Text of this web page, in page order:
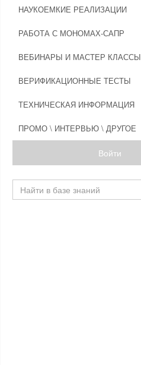
НАУКОЕМКИЕ РЕАЛИЗАЦИИ
РАБОТА С МОНОМАХ-САПР
ВЕБИНАРЫ И МАСТЕР КЛАССЫ
ВЕРИФИКАЦИОННЫЕ ТЕСТЫ
ТЕХНИЧЕСКАЯ ИНФОРМАЦИЯ
ПРОМО \ ИНТЕРВЬЮ \ ДРУГОЕ
Войти